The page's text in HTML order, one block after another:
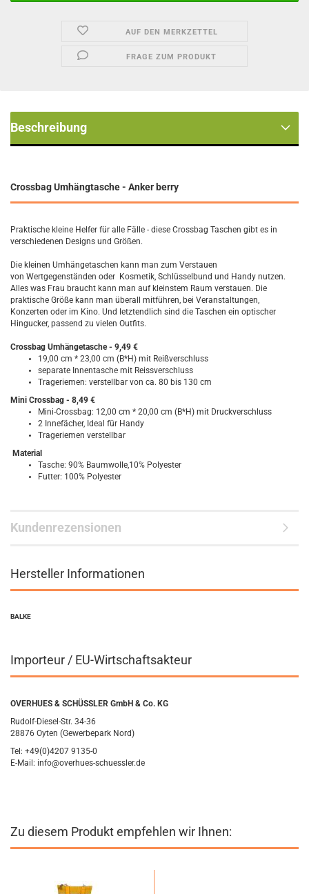
AUF DEN MERKZETTEL
FRAGE ZUM PRODUKT
Beschreibung
Crossbag Umhängtasche - Anker berry
Praktische kleine Helfer für alle Fälle - diese Crossbag Taschen gibt es in
verschiedenen Designs und Größen.
Die kleinen Umhängetaschen kann man zum Verstauen
von Wertgegenständen oder Kosmetik, Schlüsselbund und Handy nutzen.
Alles was Frau braucht kann man auf kleinstem Raum verstauen. Die
praktische Größe kann man überall mitführen, bei Veranstaltungen,
Konzerten oder im Kino. Und letztendlich sind die Taschen ein optischer
Hingucker, passend zu vielen Outfits.
Crossbag Umhängetasche - 9,49 €
19,00 cm * 23,00 cm (B*H) mit Reißverschluss
separate Innentasche mit Reissverschluss
Trageriemen: verstellbar von ca. 80 bis 130 cm
Mini Crossbag - 8,49 €
Mini-Crossbag: 12,00 cm * 20,00 cm (B*H) mit Druckverschluss
2 Innefächer, Ideal für Handy
Trageriemen verstellbar
Material
Tasche: 90% Baumwolle,10% Polyester
Futter: 100% Polyester
Kundenrezensionen
Hersteller Informationen
BALKE
Importeur / EU-Wirtschaftsakteur
OVERHUES & SCHÜSSLER GmbH & Co. KG
Rudolf-Diesel-Str. 34-36
28876 Oyten (Gewerbepark Nord)
Tel: +49(0)4207 9135-0
E-Mail: info@overhues-schuessler.de
Zu diesem Produkt empfehlen wir Ihnen: